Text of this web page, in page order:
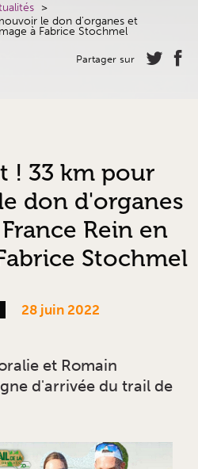
le don d'organes et
à Fabrice Stochmel
Partager sur
! 33 km pour
don d'organes
Rein en
Stochmel
28 juin 2022
et Romain
d'arrivée du trail de